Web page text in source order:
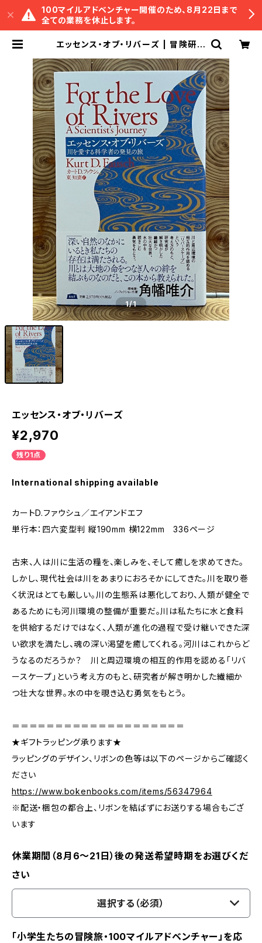
100マイルアドベンチャー開催のため、8月22日まで
全ての業務を休止します。
エッセンス・オブ・リバーズ | 冒険研究
1/1
エッセンス・オブ・リバーズ
¥2,970
残り1点
International shipping available
カートD.ファウシュ／エイアンドエフ
単行本：四六変型判 縦190mm 横122mm 336ページ
古来、人は川に生活の糧を、楽しみを、そして癒しを求めてきた。
しかし、現代社会は川をあまりにおろそかにしてきた。川を取り巻
く状況はとても厳しい。川の生態系は悪化しており、人類が健全で
あるためにも河川環境の整備が重要だ。川は私たちに水と食料
を供給するだけではなく、人類が進化の過程で受け継いできた深
い欲求を満たし、魂の深い渇望を癒してくれる。河川はこれからど
うなるのだろうか？ 川と周辺環境の相互的作用を認める「リバ
ースケープ」という考え方のもと、研究者が解き明かした繊細か
つ壮大な世界。水の中を覗き込む勇気をもとう。
＝＝＝＝＝＝＝＝＝＝＝＝＝＝＝＝＝＝＝＝
★ギフトラッピング承ります★
ラッピングのデザイン、リボンの色等は以下のページからご確認く
ださい
https://www.bokenbooks.com/items/56347964
※配送・梱包の都合上、リボンを結ばずにお送りする場合もござ
います
休業期間（8月6〜21日）後の発送希望時期をお選びくだ
さい
選択する（必須）
「小学生たちの冒険旅・100マイルアドベンチャー」を応